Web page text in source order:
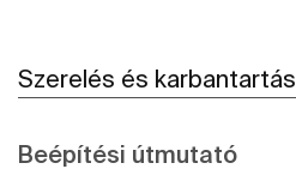
Szerelés és karbantartás
Beépítési útmutató